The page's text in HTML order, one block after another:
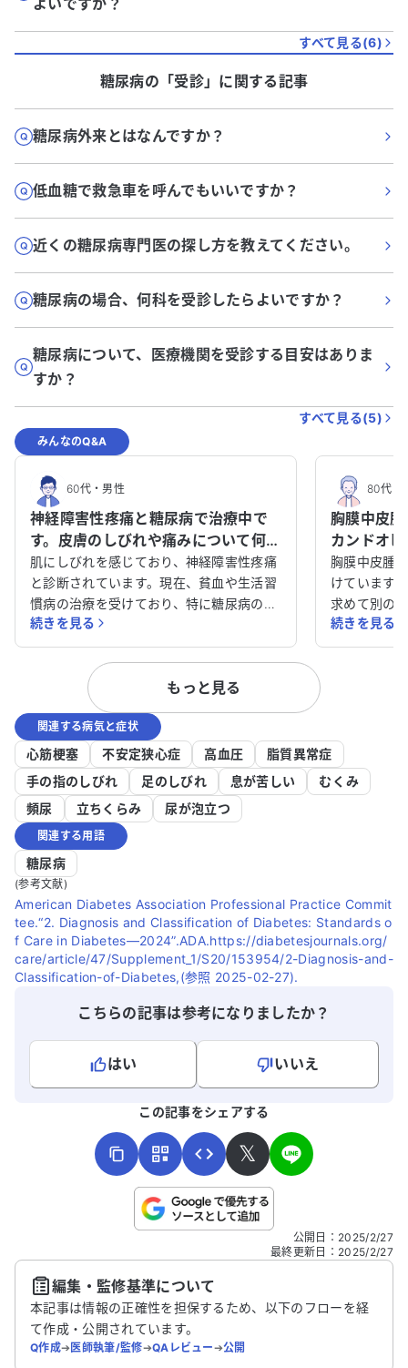
よいですか？
すべて見る(6)
糖尿病の「受診」に関する記事
糖尿病外来とはなんですか？
低血糖で救急車を呼んでもいいですか？
近くの糖尿病専門医の探し方を教えてください。
糖尿病の場合、何科を受診したらよいですか？
糖尿病について、医療機関を受診する目安はありま
すか？
すべて見る(5)
みんなのQ&A
60代・男性
神経障害性疼痛と糖尿病で治療中で
す。皮膚のしびれや痛みについて何科
を受診すべきか教えてください。
肌にしびれを感じており、神経障害性疼痛
と診断されています。現在、貧血や生活習
慣病の治療を受けており、特に糖尿病の治
療を続けています。皮膚のしびれや痛み、
ほてりが半年以上改善せず、非常に困って
います。アレルギーはありません。 この症
状に対して、どの科を受診すべきか迷って
います。皮膚のしびれや痛みが続く原因を
詳しく知りたいですし、適切な治療法があ
れば教えていただきたいです。どのように
対処すれば良いのか、アドバイスをいただ
けると助かります。
続きを見る
80代・
胸膜中皮
カンドオ
談させて
胸膜中皮腫
けています
求めて別の
が、体力が
らの治療方針
イスをいた
続きを見る
もっと見る
関連する病気と症状
心筋梗塞 不安定狭心症 高血圧
脂質異常症
手の指のしびれ
足のしびれ 息が苦しい
むくみ
頻尿
立ちくらみ 尿が泡立つ
関連する用語
糖尿病
(参考文献)
American Diabetes Association Professional Practice Commit
tee.“2. Diagnosis and Classification of Diabetes: Standards o
f Care in Diabetes—2024”.ADA.https://diabetesjournals.org/
care/article/47/Supplement_1/S20/153954/2-Diagnosis-and-
Classification-of-Diabetes,(参照 2025-02-27).
こちらの記事は参考になりましたか？
はい
いいえ
こちらは送信専用のフォームです。氏名やご自身の病気の詳細な
送信する
この記事をシェアする
𝕏
公開日 ： 2025/2/27
最終更新日 ： 2025/2/27
編集・監修基準について
本記事は情報の正確性を担保するため、以下のフローを経
て作成・公開されています。
Q作成➔医師執筆/監修➔QAレビュー➔公開